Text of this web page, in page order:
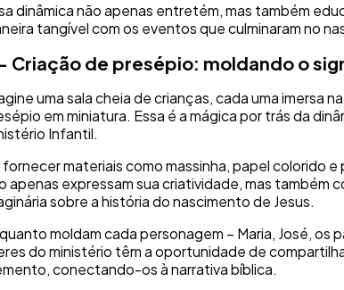
dinâmica não apenas entretém, mas também
tangível com os eventos que culminaram no
Criação de presépio: moldando o
uma sala cheia de crianças, cada uma imersa
em miniatura. Essa é a mágica por trás da
Infantil.
fornecer materiais como massinha, papel colorido e
apenas expressam sua criatividade, mas também
sobre a história do nascimento de Jesus.
moldam cada personagem – Maria, José, os
do ministério têm a oportunidade de
conectando-os à narrativa bíblica.